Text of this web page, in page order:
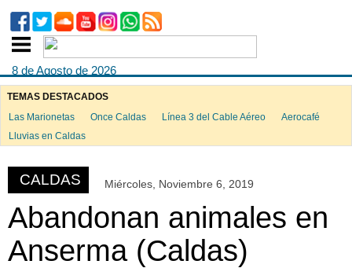
8 de Agosto de 2026
TEMAS DESTACADOS
Las Marionetas
Once Caldas Línea 3 del Cable Aéreo
Aerocafé
Lluvias en Caldas
CALDAS Miércoles, Noviembre 6, 2019
Abandonan animales en
Anserma (Caldas)